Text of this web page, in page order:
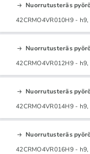
Nuorrutusteräs
42CRMO4VR010H9 -
Nuorrutusteräs
42CRMO4VR012H9 -
Nuorrutusteräs
42CRMO4VR014H9 -
Nuorrutusteräs
42CRMO4VR016H9 -